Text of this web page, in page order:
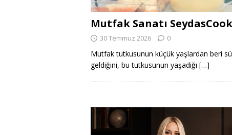
Mutfak Sanatı
30 Temmuz 2026 0
Mutfak tutkusunun küçük yaşlardan beri
geldiğini, bu tutkusunun yaşadığı […]